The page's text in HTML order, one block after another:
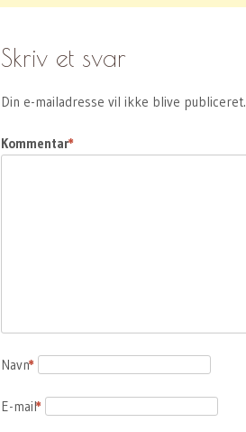
Skriv et svar
Din e-mailadresse vil ikke blive publiceret.
Kommentar
*
Navn
*
E-mail
*